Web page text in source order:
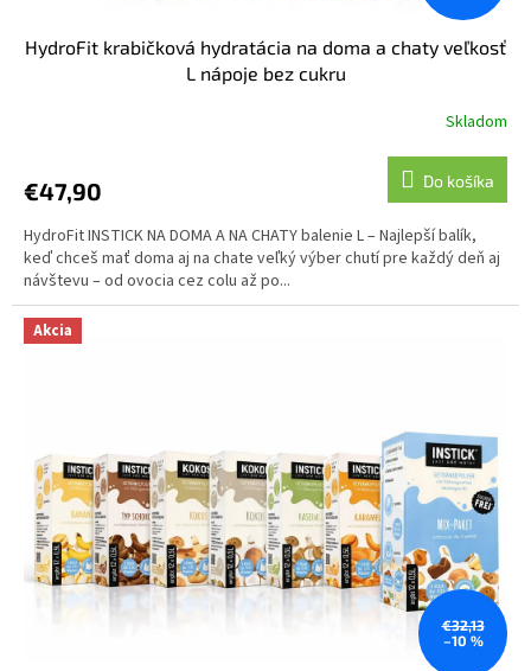
HydroFit krabičková hydratácia na doma a chaty veľkosť
L nápoje bez cukru
Skladom
€47,90 Do košíka
HydroFit INSTICK NA DOMA A NA CHATY balenie L – Najlepší balík,
keď chceš mať doma aj na chate veľký výber chutí pre každý deň aj
návštevu – od ovocia cez colu až po...
Akcia
€32,13
–10 %